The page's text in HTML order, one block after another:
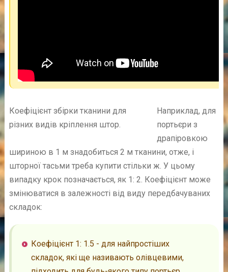
Коефіцієнт збірки тканини для
різних видів кріплення штор.
Наприклад, для
портьєри з
драпіровкою
шириною в 1 м знадобиться 2 м тканини, отже, і
шторної тасьми треба купити стільки ж. У цьому
випадку крок позначається, як 1: 2. Коефіцієнт може
змінюватися в залежності від виду передбачуваних
складок:
Коефіцієнт 1: 1.5 - для найпростіших
складок, які ще називають олівцевими,